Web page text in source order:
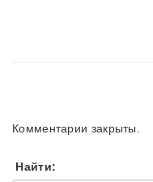
Комментарии закрыты.
Найти: